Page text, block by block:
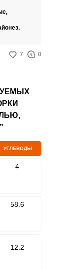
Хрустящие
с
легкая
блюду
7 0
УГЛЕВОДЫ
4
58.6
12.2